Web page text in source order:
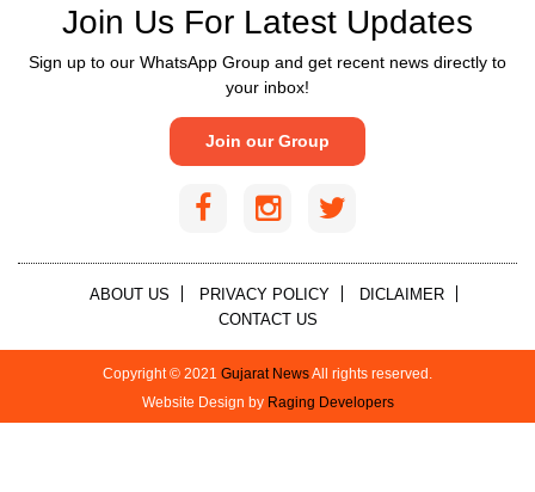
Join Us For Latest Updates
Sign up to our WhatsApp Group and get recent news directly to
your inbox!
Join our Group
ABOUT US PRIVACY POLICY
DICLAIMER
CONTACT US
Copyright © 2021 Gujarat News All rights reserved.
Website Design by Raging Developers